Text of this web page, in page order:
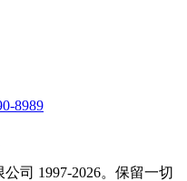
8989
司 1997-2026。保留一切